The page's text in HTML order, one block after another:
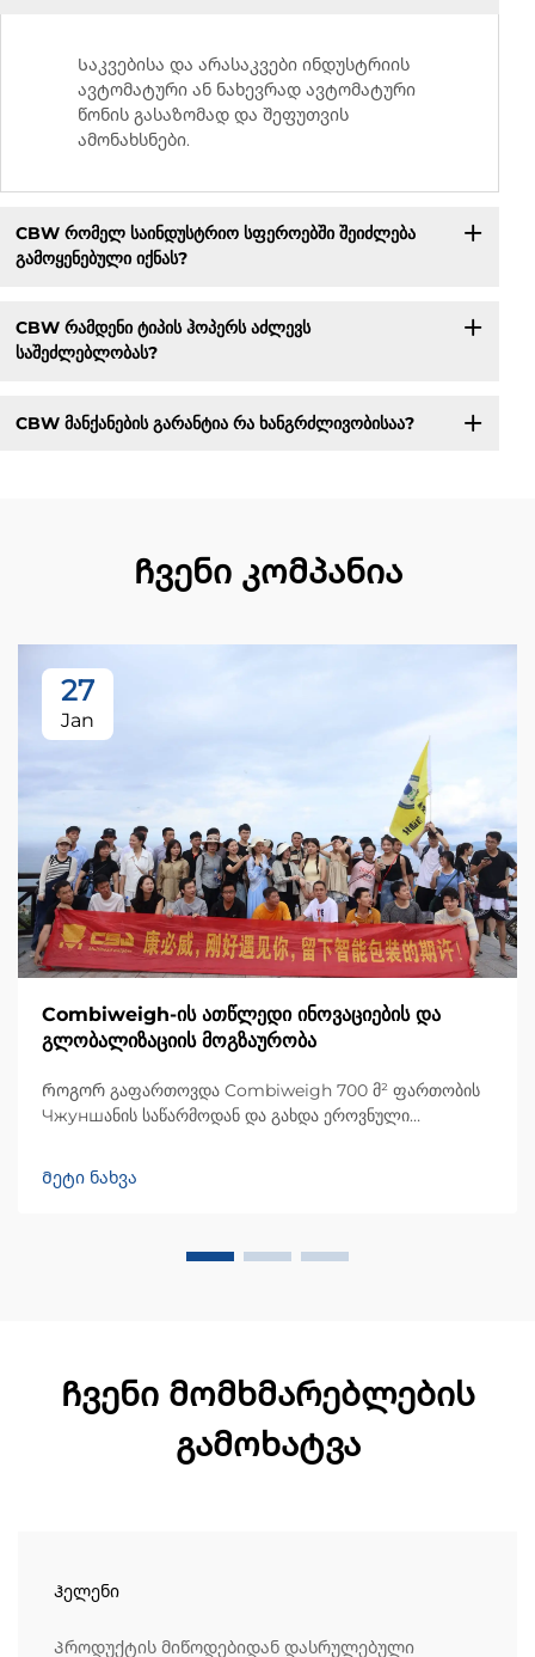
Საკვებისა და არასაკვები ინდუსტრიის
ავტომატური ან ნახევრად ავტომატური
წონის გასაზომად და შეფუთვის
ამონახსნები.
CBW რომელ საინდუსტრიო სფეროებში შეიძლება
გამოყენებული იქნას?
CBW რამდენი ტიპის ჰოპერს აძლევს
საშეძლებლობას?
CBW მანქანების გარანტია რა ხანგრძლივობისაა?
Ჩვენი კომპანია
27
Jan
Combiweigh-ის ათწლედი ინოვაციების და
გლობალიზაციის მოგზაურობა
Როგორ გაფართოვდა Combiweigh 700 მ² ფართობის
Чжуншანის საწარმოდან და გახდა ეროვნული
ინტელექტუალურად მოწყობილ საწონო ამონახსნებს —
Მეტი ნახვა
Ჩვენი მომხმარებლების
გამოხატვა
Ჰელენი
Პროდუქტის მიწოდებიდან დასრულებული